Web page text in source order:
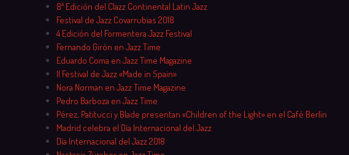
8ª Edición del Clazz Continental Latin Jazz
Festival de Jazz Covarrubias 2018
4 Edición del Formentera Jazz Festival
Fernando Girón en Jazz Time
Eduardo Coma en Jazz Time Magazine
II Festival de Jazz «Made in Spain»
Nora Norman en Jazz Time Magazine
Pedro Barboza en Jazz Time
Pérez, Patitucci y Blade presentan «Children of the Light» en el Café Berlín
Madrid celebra el Día Internacional del Jazz
Día Internacional del Jazz 2018